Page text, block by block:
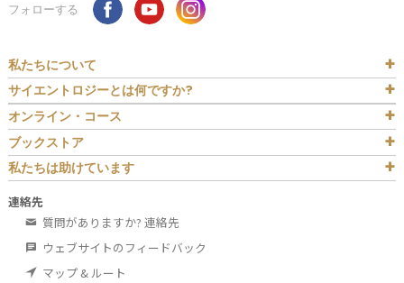
フォローする
私たちについて
サイエントロジーとは何ですか?
オンライン・コース
ブックストア
私たちは助けています
連絡先
質問がありますか? 連絡先
ウェブサイトのフィードバック
マップ & ルート